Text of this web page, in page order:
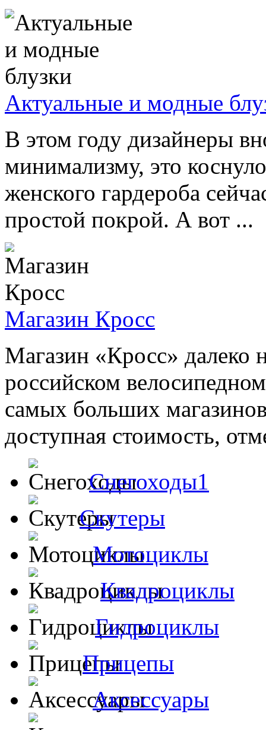
Актуальные и модные
В этом году дизайнеры
минимализму, это
женского гардероба
простой покрой. А вот ...
Магазин Кросс
Магазин «Кросс» далеко
российском
самых больших
доступная стоимость,
Снегоходы1
Скутеры
Мотоциклы
Квадроциклы
Гидроциклы
Прицепы
Аксессуары